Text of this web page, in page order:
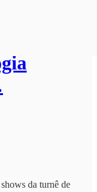
da turnê de